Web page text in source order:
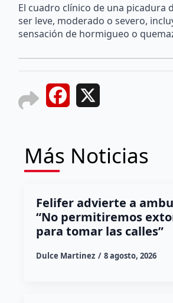
El cuadro clínico de una picadura
ser leve, moderado o severo,
sensación de hormigueo o
Facebook
Más Noticias
Felifer advierte a
“No permitiremos
para tomar las calles”
Dulce Martinez 8 agosto, 2026